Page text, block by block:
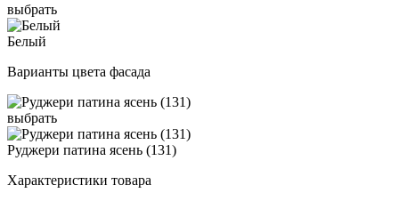
выбрать
Белый
Варианты цвета фасада
выбрать
Руджери патина ясень (131)
Характеристики товара